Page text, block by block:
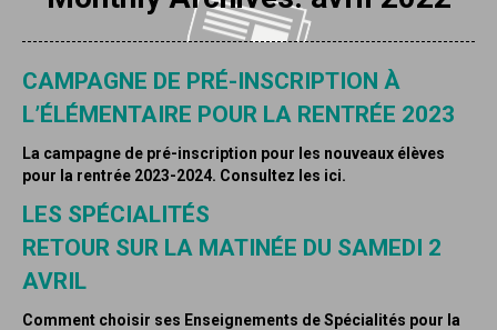
CAMPAGNE DE PRÉ-INSCRIPTION À
L’ÉLÉMENTAIRE POUR LA RENTRÉE 2023
La campagne de pré-inscription pour les nouveaux élèves
pour la rentrée 2023-2024. Consultez les ici.
LES SPÉCIALITÉS
RETOUR SUR LA MATINÉE DU SAMEDI 2
AVRIL
Comment choisir ses Enseignements de Spécialités pour la